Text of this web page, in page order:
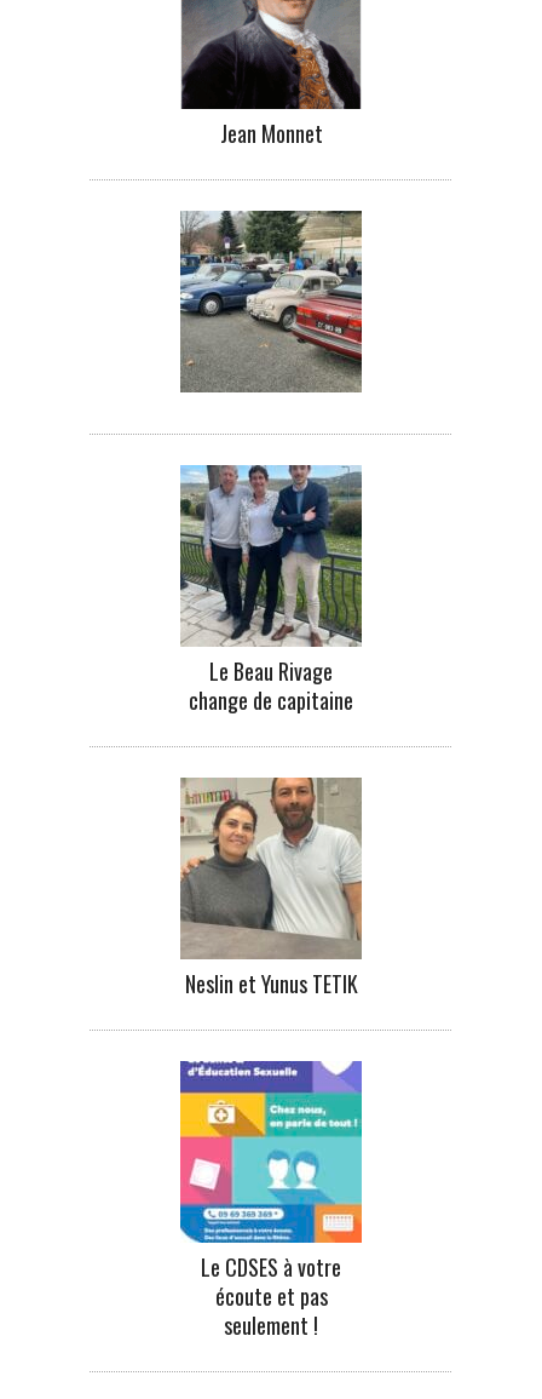
Jean Monnet
Le Beau Rivage
change de capitaine
Neslin et Yunus TETIK
Le CDSES à votre
écoute et pas
seulement !